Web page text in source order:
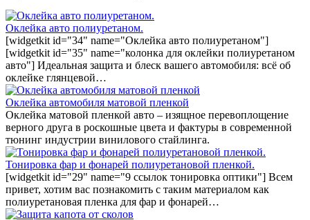
Оклейка авто полиуретаном.
[widgetkit id="34" name="Оклейка авто полиуретаном"]
[widgetkit id="35" name="колонка для оклейки полиуретаном
авто"] Идеальная защита и блеск вашего автомобиля: всё об
оклейке глянцевой…
Оклейка автомобиля матовой пленкой
Оклейка матовой пленкой авто – изящное перевоплощение
верного друга в роскошные цвета и фактуры в современной
тюнинг индустрии винилового стайлинга.
Тонировка фар и фонарей полиуретановой пленкой.
[widgetkit id="29" name="9 ссылок тонировка оптики"] Всем
привет, хотим вас познакомить с таким материалом как
полиуретановая пленка для фар и фонарей…